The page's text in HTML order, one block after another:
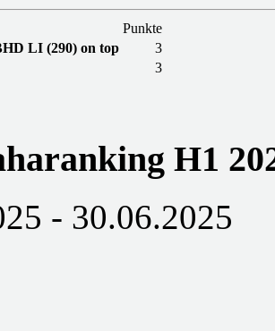
Punkte
LI (290) on top
3
3
H1
- 30.06.2025